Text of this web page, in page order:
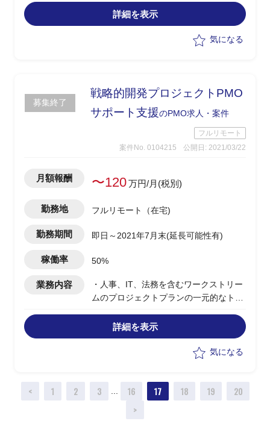
詳細を表示
気になる
募集終了
戦略的開発プロジェクトPMO
サポート支援のPMO求人・案件
フルリモート
案件No. 0104215
公開日: 2021/03/22
月額報酬 〜120万円/月(税別)
勤務地 フルリモート（在宅)
勤務期間 即日～2021年7月末(延長可能性有)
稼働率 50%
業務内容
・人事、IT、法務を含むワークストリー
ムのプロジェクトプランの一元的なトラ
・ワークストリームと連携しながら、毎
週のプロジェクト会議のための週次状況
・日本の現地法人（一部バイリンガル）
とプロジェクトチームとのコミュニケー
詳細を表示
気になる
< 1 2 3 ... 16 17 18 19
20
>